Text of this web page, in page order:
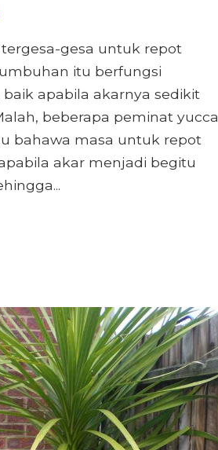
gesa untuk repot
itu berfungsi
apabila akarnya sedikit
beberapa peminat yucca
bahawa masa untuk repot
akar menjadi begitu